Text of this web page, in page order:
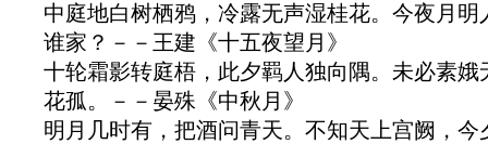
中庭地白树栖鸦，冷露无声湿桂花。今夜月
谁家？－－王建《十五夜望月》
十轮霜影转庭梧，此夕羁人独向隅。未必素娥
花孤。－－晏殊《中秋月》
明月几时有，把酒问青天。不知天上宫阙，